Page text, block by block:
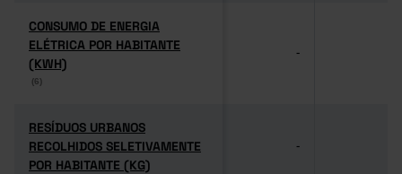
CONSUMO DE ENERGIA
ELÉTRICA POR HABITANTE
(KWH)
(6)
CONSUMO DE ENERGIA
ELÉTRICA POR HABITANTE
(KWH)
(6)
-
RESÍDUOS URBANOS
RECOLHIDOS SELETIVAMENTE
POR HABITANTE (KG)
RESÍDUOS URBANOS
RECOLHIDOS SELETIVAMENTE
POR HABITANTE (KG)
-